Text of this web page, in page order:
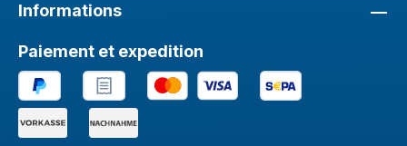
Informations
Paiement et expedition